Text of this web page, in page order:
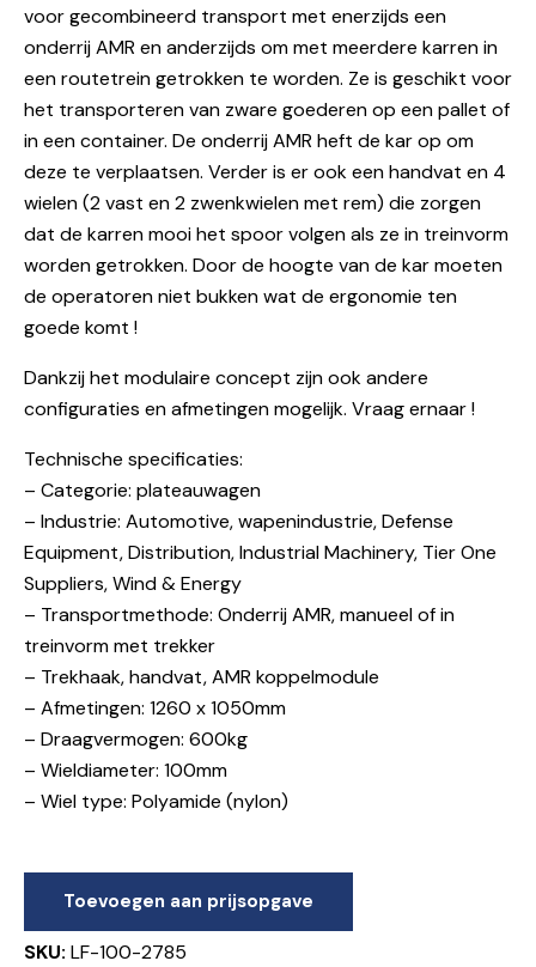
voor gecombineerd transport met enerzijds een
onderrij AMR en anderzijds om met meerdere karren in
een routetrein getrokken te worden. Ze is geschikt voor
het transporteren van zware goederen op een pallet of
in een container. De onderrij AMR heft de kar op om
deze te verplaatsen. Verder is er ook een handvat en 4
wielen (2 vast en 2 zwenkwielen met rem) die zorgen
dat de karren mooi het spoor volgen als ze in treinvorm
worden getrokken. Door de hoogte van de kar moeten
de operatoren niet bukken wat de ergonomie ten
goede komt !
Dankzij het modulaire concept zijn ook andere
configuraties en afmetingen mogelijk. Vraag ernaar !
Technische specificaties:
– Categorie: plateauwagen
– Industrie: Automotive, wapenindustrie, Defense
Equipment, Distribution, Industrial Machinery, Tier One
Suppliers, Wind & Energy
– Transportmethode: Onderrij AMR, manueel of in
treinvorm met trekker
– Trekhaak, handvat, AMR koppelmodule
– Afmetingen: 1260 x 1050mm
– Draagvermogen: 600kg
– Wieldiameter: 100mm
– Wiel type: Polyamide (nylon)
Toevoegen aan prijsopgave
SKU: LF-100-2785